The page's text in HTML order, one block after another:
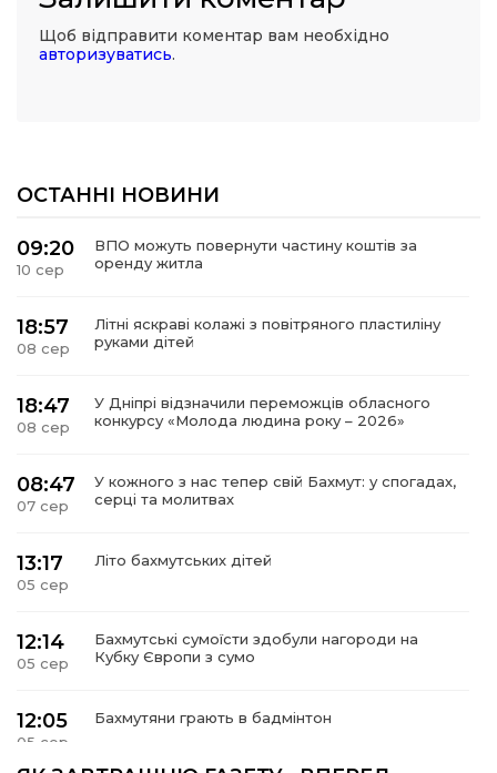
Щоб відправити коментар вам необхідно
авторизуватись.
ОСТАННІ НОВИНИ
09:20
10 сер
ВПО можуть повернути частину коштів за
оренду житла
18:57
08 сер
Літні яскраві колажі з повітряного пластиліну
руками дітей
18:47
08 сер
У Дніпрі відзначили переможців обласного
конкурсу «Молода людина року – 2026»
08:47
07 сер
У кожного з нас тепер свій Бахмут: у спогадах,
серці та молитвах
13:17
05 сер
Літо бахмутських дітей
12:14
05 сер
Бахмутські сумоїсти здобули нагороди на
Кубку Європи з сумо
12:05
05 сер
Бахмутяни грають в бадмінтон